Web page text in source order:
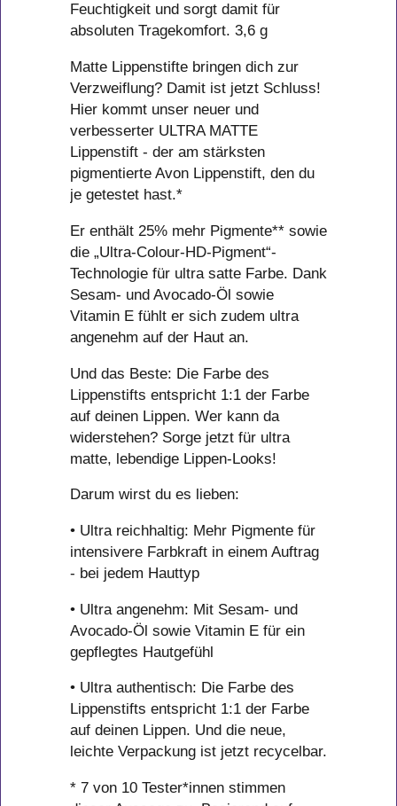
Feuchtigkeit und sorgt damit für
absoluten Tragekomfort. 3,6 g
Matte Lippenstifte bringen dich zur
Verzweiflung? Damit ist jetzt Schluss!
Hier kommt unser neuer und
verbesserter ULTRA MATTE
Lippenstift - der am stärksten
pigmentierte Avon Lippenstift, den du
je getestet hast.*
Er enthält 25% mehr Pigmente** sowie
die „Ultra-Colour-HD-Pigment“-
Technologie für ultra satte Farbe. Dank
Sesam- und Avocado-Öl sowie
Vitamin E fühlt er sich zudem ultra
angenehm auf der Haut an.
Und das Beste: Die Farbe des
Lippenstifts entspricht 1:1 der Farbe
auf deinen Lippen. Wer kann da
widerstehen? Sorge jetzt für ultra
matte, lebendige Lippen-Looks!
Darum wirst du es lieben:
• Ultra reichhaltig: Mehr Pigmente für
intensivere Farbkraft in einem Auftrag
- bei jedem Hauttyp
• Ultra angenehm: Mit Sesam- und
Avocado-Öl sowie Vitamin E für ein
gepflegtes Hautgefühl
• Ultra authentisch: Die Farbe des
Lippenstifts entspricht 1:1 der Farbe
auf deinen Lippen. Und die neue,
leichte Verpackung ist jetzt recycelbar.
* 7 von 10 Tester*innen stimmen